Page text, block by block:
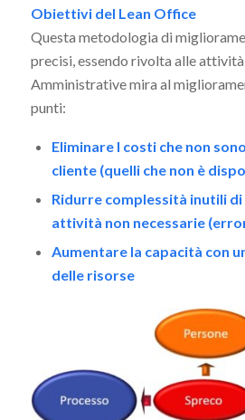
Obiettivi del Lean Office
Questa metodologia di
precisi, essendo rivolta alle
Amministrative mira al
punti:
Eliminare I costi che non
cliente (quelli che non è
Ridurre complessità inutili di
attività non necessarie
Aumentare la capacità con
delle risorse